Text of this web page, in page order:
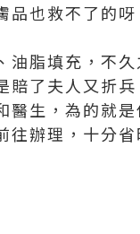
也救不了的
油脂填充，不
賠了夫人又折
醫生，為的就
辦理，十分省